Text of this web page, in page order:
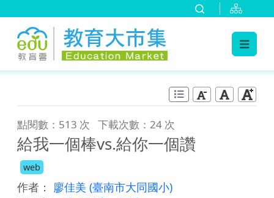
點閱數：513 次 下載次數：24 次
給我一個棒vs.給你一個讚
web
作者： 廖佳美 (臺南市大同國小)